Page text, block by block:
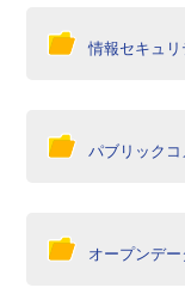
情報セキュリ
パブリックコ
オープンデー